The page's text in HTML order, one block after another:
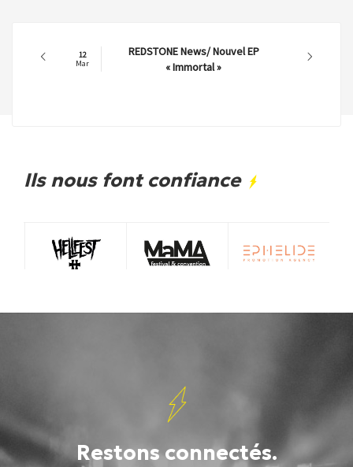
12
Mar
REDSTONE News/ Nouvel EP
« Immortal »
Ils nous font confiance
Restons connectés.